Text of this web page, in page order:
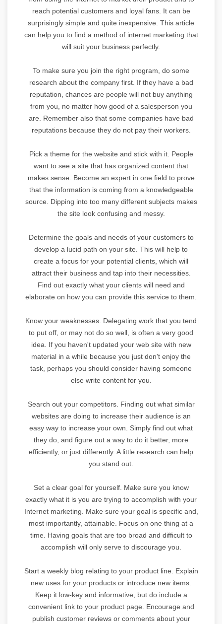
reach potential customers and loyal fans. It can be
surprisingly simple and quite inexpensive. This article
can help you to find a method of internet marketing that
will suit your business perfectly.
To make sure you join the right program, do some
research about the company first. If they have a bad
reputation, chances are people will not buy anything
from you, no matter how good of a salesperson you
are. Remember also that some companies have bad
reputations because they do not pay their workers.
Pick a theme for the website and stick with it. People
want to see a site that has organized content that
makes sense. Become an expert in one field to prove
that the information is coming from a knowledgeable
source. Dipping into too many different subjects makes
the site look confusing and messy.
Determine the goals and needs of your customers to
develop a lucid path on your site. This will help to
create a focus for your potential clients, which will
attract their business and tap into their necessities.
Find out exactly what your clients will need and
elaborate on how you can provide this service to them.
Know your weaknesses. Delegating work that you tend
to put off, or may not do so well, is often a very good
idea. If you haven't updated your web site with new
material in a while because you just don't enjoy the
task, perhaps you should consider having someone
else write content for you.
Search out your competitors. Finding out what similar
websites are doing to increase their audience is an
easy way to increase your own. Simply find out what
they do, and figure out a way to do it better, more
efficiently, or just differently. A little research can help
you stand out.
Set a clear goal for yourself. Make sure you know
exactly what it is you are trying to accomplish with your
Internet marketing. Make sure your goal is specific and,
most importantly, attainable. Focus on one thing at a
time. Having goals that are too broad and difficult to
accomplish will only serve to discourage you.
Start a weekly blog relating to your product line. Explain
new uses for your products or introduce new items.
Keep it low-key and informative, but do include a
convenient link to your product page. Encourage and
publish customer reviews or comments about your